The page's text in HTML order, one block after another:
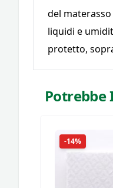
del
liquidi e
protetto,
Potrebbe
-14%